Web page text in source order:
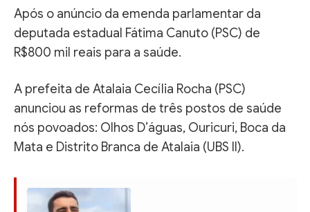
Após o anúncio da emenda parlamentar da
deputada estadual Fátima Canuto (PSC) de
R$800 mil reais para a saúde.
A prefeita de Atalaia Cecília Rocha (PSC)
anunciou as reformas de três postos de saúde
nós povoados: Olhos D’águas, Ouricuri, Boca da
Mata e Distrito Branca de Atalaia (UBS II).